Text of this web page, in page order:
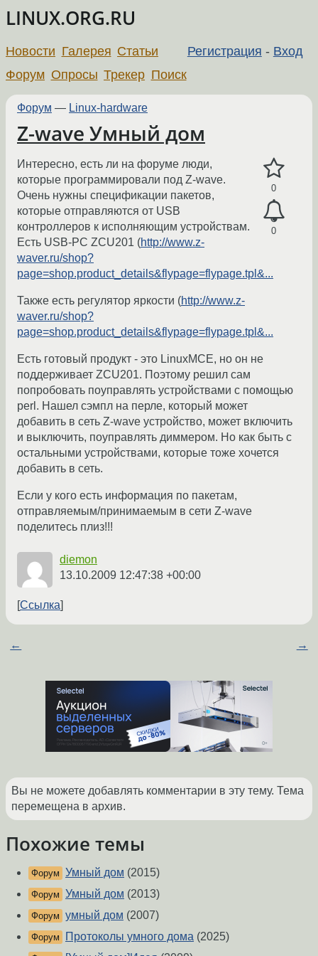
LINUX.ORG.RU
Регистрация - Вход
Новости Галерея Статьи
Форум Опросы Трекер Поиск
Форум — Linux-hardware
Z-wave Умный дом
0
0
Интересно, есть ли на форуме люди,
которые программировали под Z-wave.
Очень нужны спецификации пакетов,
которые отправляются от USB
контроллеров к исполняющим устройствам.
Есть USB-PC ZCU201 (http://www.z-
waver.ru/shop?
page=shop.product_details&flypage=flypage.tpl&...
Также есть регулятор яркости (http://www.z-
waver.ru/shop?
page=shop.product_details&flypage=flypage.tpl&...
Есть готовый продукт - это LinuxMCE, но он не
поддерживает ZCU201. Поэтому решил сам
попробовать поуправлять устройствами с помощью
perl. Нашел сэмпл на перле, который может
добавить в сеть Z-wave устройство, может включить
и выключить, поуправлять диммером. Но как быть с
остальными устройствами, которые тоже хочется
добавить в сеть.
Если у кого есть информация по пакетам,
отправляемым/принимаемым в сети Z-wave
поделитесь плиз!!!
diemon
13.10.2009 12:47:38 +00:00
Ссылка
← →
Вы не можете добавлять комментарии в эту тему. Тема
перемещена в архив.
Похожие темы
Форум Умный дом (2015)
Форум Умный дом (2013)
Форум умный дом (2007)
Форум Протоколы умного дома (2025)